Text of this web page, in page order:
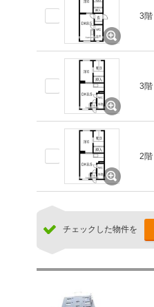
3階
3階
2階
チェックした物件を